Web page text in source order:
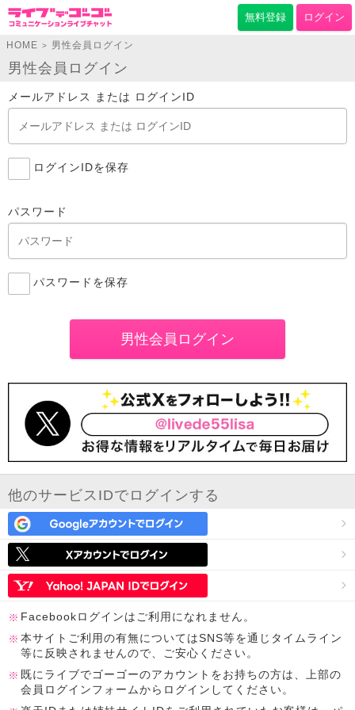
無料登録 ログイン
HOME > 男性会員ログイン
男性会員ログイン
メールアドレス または ログインID
ログインIDを保存
パスワード
パスワードを保存
他のサービスIDでログインする
Facebookログインはご利用になれません。
本サイトご利用の有無についてはSNS等を通じタイムライン
等に反映されませんので、ご安心ください。
既にライブでゴーゴーのアカウントをお持ちの方は、上部の
会員ログインフォームからログインしてください。